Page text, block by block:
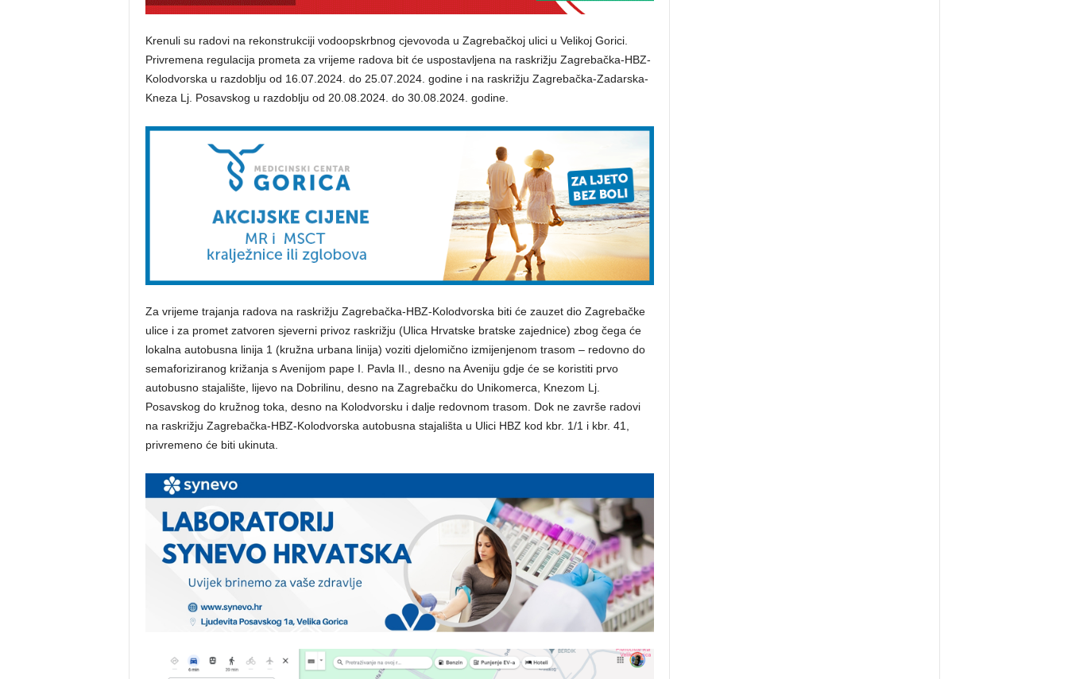
Krenuli su radovi na rekonstrukciji vodoopskrbnog cjevovoda u Zagrebačkoj ulici u Velikoj Gorici.
Privremena regulacija prometa za vrijeme radova bit će uspostavljena na raskrižju Zagrebačka-HBZ-
Kolodvorska u razdoblju od 16.07.2024. do 25.07.2024. godine i na raskrižju Zagrebačka-Zadarska-
Kneza Lj. Posavskog u razdoblju od 20.08.2024. do 30.08.2024. godine.
Za vrijeme trajanja radova na raskrižju Zagrebačka-HBZ-Kolodvorska biti će zauzet dio Zagrebačke
ulice i za promet zatvoren sjeverni privoz raskrižju (Ulica Hrvatske bratske zajednice) zbog čega će
lokalna autobusna linija 1 (kružna urbana linija) voziti djelomično izmijenjenom trasom – redovno do
semaforiziranog križanja s Avenijom pape I. Pavla II., desno na Aveniju gdje će se koristiti prvo
autobusno stajalište, lijevo na Dobrilinu, desno na Zagrebačku do Unikomerca, Knezom Lj.
Posavskog do kružnog toka, desno na Kolodvorsku i dalje redovnom trasom. Dok ne završe radovi
na raskrižju Zagrebačka-HBZ-Kolodvorska autobusna stajališta u Ulici HBZ kod kbr. 1/1 i kbr. 41,
privremeno će biti ukinuta.